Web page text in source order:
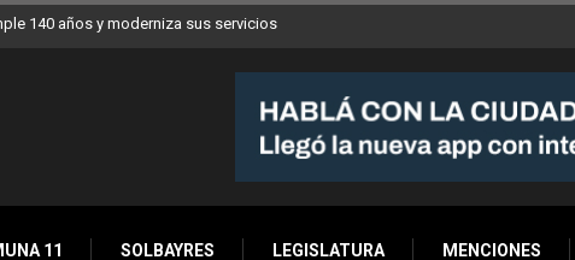
Bares Notables y ya son 90 en toda
11 SOLBAYRES LEGISLATURA MENCIONES